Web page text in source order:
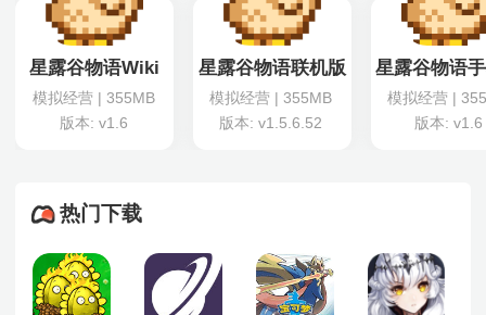
星露谷物语Wiki
模拟经营 | 355MB
版本: v1.6
星露谷物语联机版
模拟经营 | 355MB
版本: v1.5.6.52
星露谷物语
模拟经营 |
版本: v1.6
热门下载